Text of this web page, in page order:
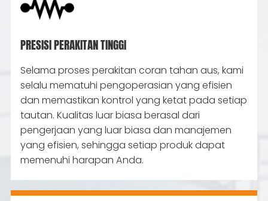
PRESISI PERAKITAN TINGGI
Selama proses perakitan coran tahan aus, kami
selalu mematuhi pengoperasian yang efisien
dan memastikan kontrol yang ketat pada setiap
tautan. Kualitas luar biasa berasal dari
pengerjaan yang luar biasa dan manajemen
yang efisien, sehingga setiap produk dapat
memenuhi harapan Anda.